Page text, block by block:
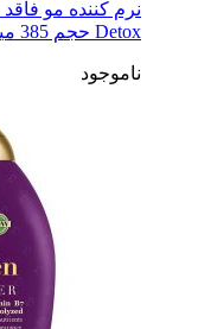
Detox حجم 385 میلی لیتر
ناموجود